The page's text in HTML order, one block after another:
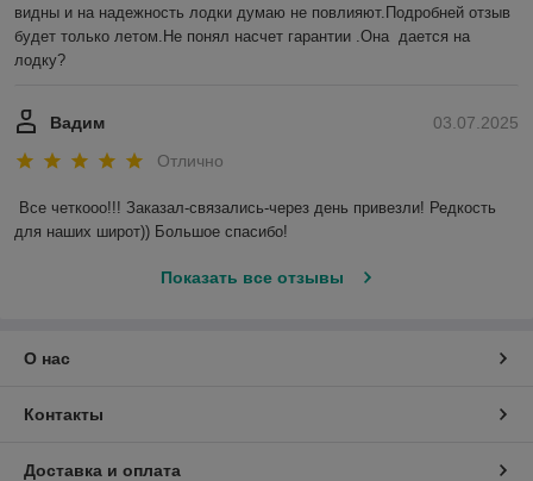
видны и на надежность лодки думаю не повлияют.Подробней отзыв
будет только летом.Не понял насчет гарантии .Она  дается на
лодку?
03.07.2025
Вадим
Отлично
Все четкооо!!! Заказал-связались-через день привезли! Редкость
для наших широт)) Большое спасибо!
Показать все отзывы
О нас
Контакты
Доставка и оплата